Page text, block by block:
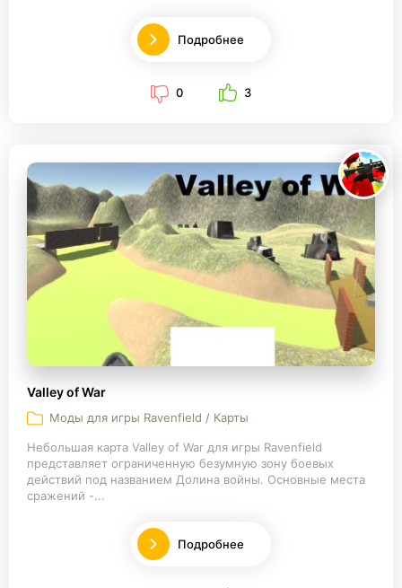
Подробнее
0 3
Valley of War
Моды для игры Ravenfield / Карты
Небольшая карта Valley of War для игры Ravenfield
представляет ограниченную безумную зону боевых
действий под названием Долина войны. Основные места
сражений -...
Подробнее